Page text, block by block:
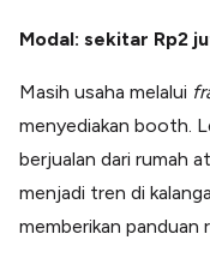
Modal: sekitar Rp2
Masih usaha melalui
menyediakan booth.
berjualan dari rumah
menjadi tren di
memberikan panduan